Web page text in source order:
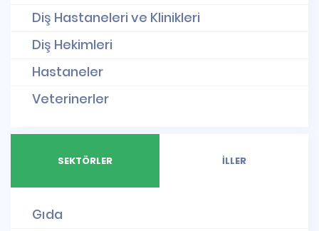
Diş Hastaneleri ve Klinikleri
Diş Hekimleri
Hastaneler
Veterinerler
SEKTÖRLER İLLER
Gıda